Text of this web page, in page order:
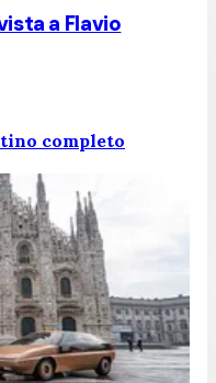
a Flavio
completo